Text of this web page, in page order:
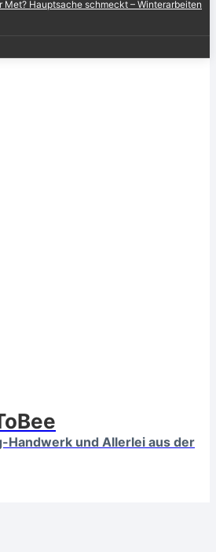
Met? Hauptsache schmeckt – Winterarbeiten
Handwerk und Allerlei aus der